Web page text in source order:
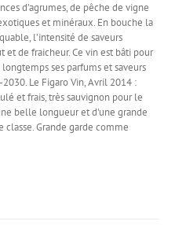
d’agrumes, de pêche de vigne
et minéraux. En bouche la
l’intensité de saveurs
et de fraicheur. Ce vin est bâti pour
ses parfums et saveurs
Le Figaro Vin, Avril 2014 :
et frais, très sauvignon pour le
belle longueur et d'une grande
classe. Grande garde comme